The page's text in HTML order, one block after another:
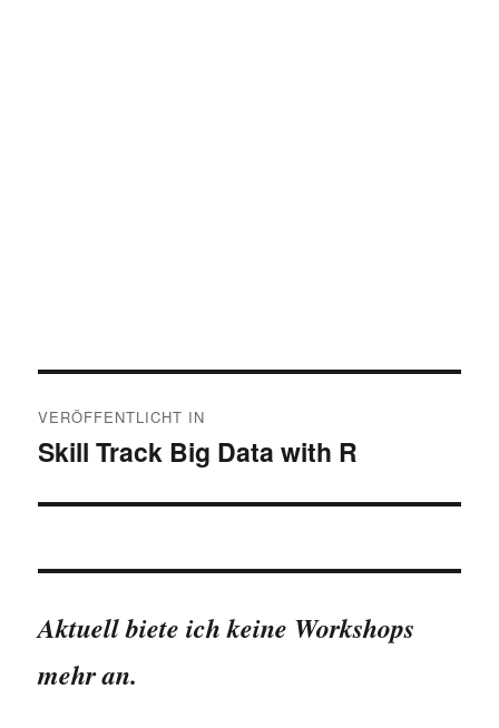
VERÖFFENTLICHT IN
Skill Track Big Data with R
Aktuell biete ich keine Workshops
mehr an.